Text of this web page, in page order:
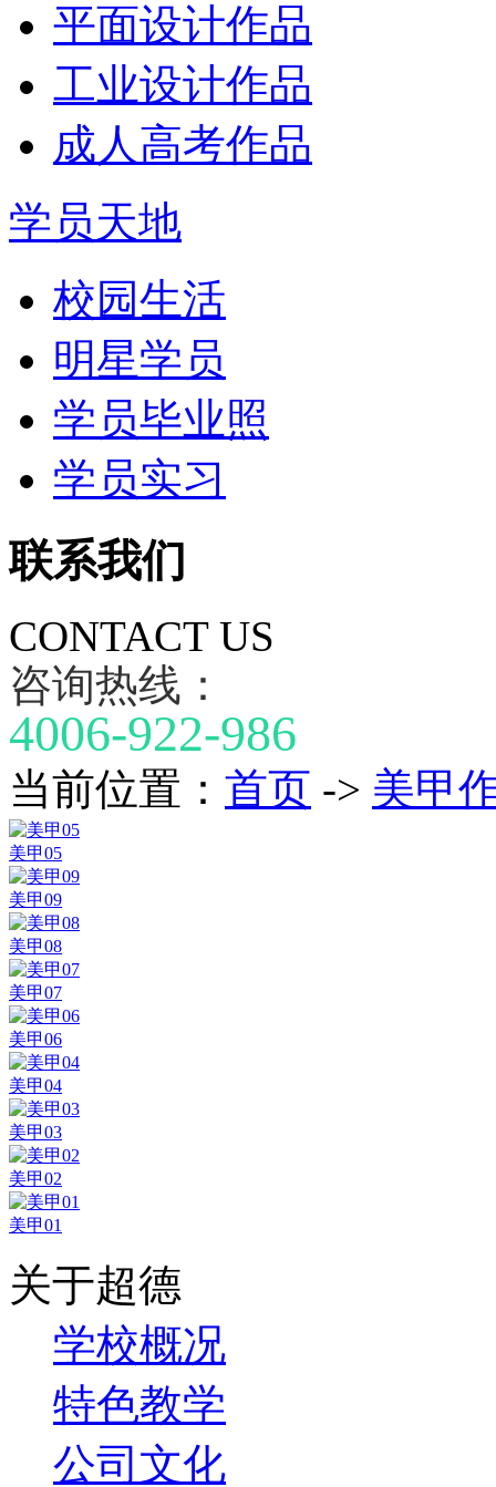
平面设计作品
工业设计作品
成人高考作品
学员天地
校园生活
明星学员
学员毕业照
学员实习
联系我们
CONTACT US
咨询热线：
4006-922-986
当前位置： 首页 -> 美甲
美甲05
美甲09
美甲08
美甲07
美甲06
美甲04
美甲03
美甲02
美甲01
关于超德
学校概况
特色教学
公司文化